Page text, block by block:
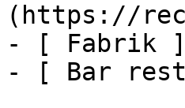
(https://
- [ Fabrik
- [ Bar